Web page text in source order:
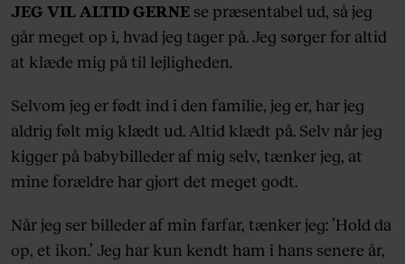
JEG VIL ALTID GERNE se præsentabel ud, så jeg
går meget op i, hvad jeg tager på. Jeg sørger for altid
at klæde mig på til lejligheden.
Selvom jeg er født ind i den familie, jeg er, har jeg
aldrig følt mig klædt ud. Altid klædt på. Selv når jeg
kigger på babybilleder af mig selv, tænker jeg, at
mine forældre har gjort det meget godt.
Når jeg ser billeder af min farfar, tænker jeg: ’Hold da
op, et ikon.’ Jeg har kun kendt ham i hans senere år,